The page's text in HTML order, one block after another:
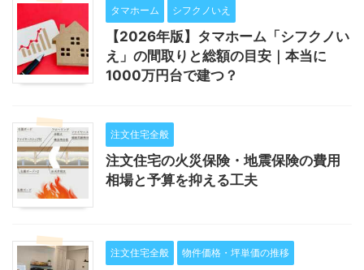
タマホーム シフクノいえ
【2026年版】タマホーム「シフクノい
え」の間取りと総額の目安｜本当に
1000万円台で建つ？
注文住宅全般
注文住宅の火災保険・地震保険の費用
相場と予算を抑える工夫
注文住宅全般 物件価格・坪単価の推移